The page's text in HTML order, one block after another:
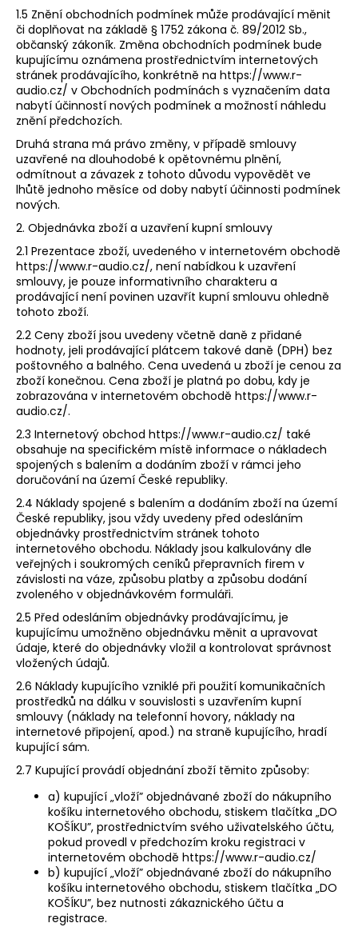
1.5 Znění obchodních podmínek může prodávající měnit
či doplňovat na základě § 1752 zákona č. 89/2012 Sb.,
občanský zákoník. Změna obchodních podmínek bude
kupujícímu oznámena prostřednictvím internetových
stránek prodávajícího, konkrétně na https://www.r-
audio.cz/​ v Obchodních podmínách​ s vyznačením data
nabytí účinností nových podmínek a možností náhledu
znění předchozích.
Druhá strana má právo změny, v případě smlouvy
uzavřené na dlouhodobé k opětovnému plnění,
odmítnout a závazek z tohoto důvodu vypovědět ve
lhůtě jednoho měsíce od doby nabytí účinnosti podmínek
nových.
2. Objednávka zboží a uzavření kupní smlouvy
2.1​ ​Prezentace zboží, uvedeného v internetovém obchodě
​https://www.r-audio.cz/​​,​ není nabídkou k uzavření
smlouvy, je pouze informativního charakteru a
prodávající není povinen uzavřít kupní smlouvu ohledně
tohoto zboží.
2.2 Ceny zboží jsou uvedeny​ včetně daně z přidané
hodnoty, jeli prodávající plátcem takové daně (DPH) bez
poštovného a balného. Cena uvedená u zboží je cenou za
zboží konečnou. Cena zboží je platná po dobu, kdy je
zobrazována v internetovém obchodě https://www.r-
audio.cz/.
2.3 Internetový obchod ​https://www.r-audio.cz/​ ​také
obsahuje na specifickém místě informace o nákladech
spojených s balením a dodáním zboží v rámci jeho
doručování na území České republiky.
2.4 Náklady spojené s balením a dodáním zboží na území
České republiky, jsou vždy uvedeny před odesláním
objednávky prostřednictvím stránek tohoto
internetového obchodu. Náklady jsou kalkulovány dle
veřejných i soukromých ceníků přepravních firem v
závislosti na váze, způsobu platby a způsobu dodání
zvoleného v objednávkovém formuláři.
2.5 Před odesláním objednávky prodávajícímu, je
kupujícímu umožněno objednávku měnit a upravovat
údaje, které do objednávky vložil a kontrolovat správnost
vložených údajů.
2.6 Náklady kupujícího vzniklé při použití komunikačních
prostředků na dálku v souvislosti s uzavřením kupní
smlouvy (náklady na telefonní hovory, náklady na
internetové připojení, apod.) na straně kupujícího, hradí
kupující sám.
2.7 Kupující provádí objednání zboží těmito způsoby:
a) kupující „vloží” objednávané zboží do nákupního
košíku internetového obchodu​, ​stiskem tlačítka „DO
KOŠÍKU​”, ​prostřednictvím svého uživatelského účtu,
pokud provedl v předchozím kroku registraci v
internetovém obchodě ​https://www.r-audio.cz/ ​
b) kupující „vloží” objednávané zboží do nákupního
košíku internetového obchodu​, ​stiskem tlačítka ​„​DO
KOŠÍKU”,​ ​bez nutnosti zákaznického účtu a
registrace.
HLEDAT
D
o
p
o
r
u
č
u
j
e
m
e